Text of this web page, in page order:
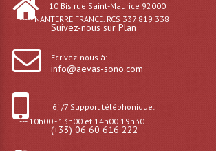
Malle Flight Multi-Usage
Rack 19" Standard Betonex
10 Bis rue Saint-Maurice 92000
----- NANTERRE FRANCE. RCS 337 819 338
Suivez-nous sur Plan
Écrivez-nous à:
info@aevas-sono.com
6j /7 Support téléphonique:
--- 10h00 - 13h00 et 14h00 19h30.
(+33) 06 60 616 222